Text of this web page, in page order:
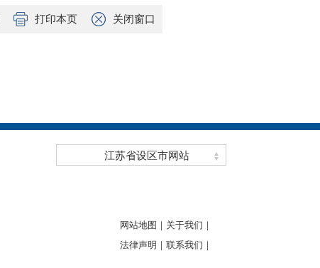
打印本页 关闭窗口
江苏省设区市网站
网站地图｜ 关于我们｜
法律声明｜ 联系我们｜